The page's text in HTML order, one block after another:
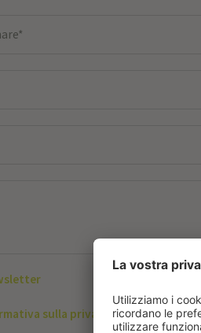
sulla privacy